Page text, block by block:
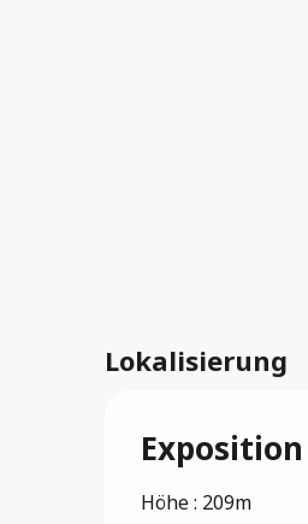
Lokalisierung
Höhe : 209m